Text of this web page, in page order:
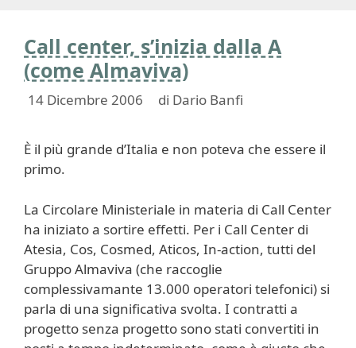
Call center, s’inizia dalla A
(come Almaviva)
14 Dicembre 2006 di Dario Banfi
È il più grande d’Italia e non poteva che essere il
primo.
La Circolare Ministeriale in materia di Call Center
ha iniziato a sortire effetti. Per i Call Center di
Atesia, Cos, Cosmed, Aticos, In-action, tutti del
Gruppo Almaviva (che raccoglie
complessivamante 13.000 operatori telefonici) si
parla di una significativa svolta. I contratti a
progetto senza progetto sono stati convertiti in